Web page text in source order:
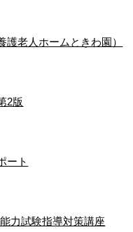
老人ホームときわ園）
2版
ート
力試験指導対策講座